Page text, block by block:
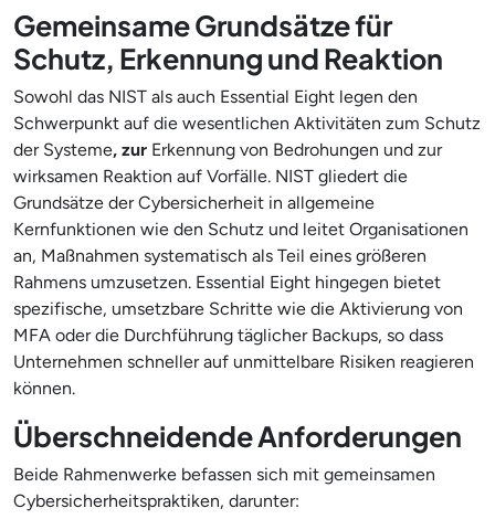
Gemeinsame Grundsätze für
Schutz, Erkennung und Reaktion
Sowohl das NIST als auch Essential Eight legen den
Schwerpunkt auf die wesentlichen Aktivitäten zum Schutz
der Systeme, zur Erkennung von Bedrohungen und zur
wirksamen Reaktion auf Vorfälle. NIST gliedert die
Grundsätze der Cybersicherheit in allgemeine
Kernfunktionen wie den Schutz und leitet Organisationen
an, Maßnahmen systematisch als Teil eines größeren
Rahmens umzusetzen. Essential Eight hingegen bietet
spezifische, umsetzbare Schritte wie die Aktivierung von
MFA oder die Durchführung täglicher Backups, so dass
Unternehmen schneller auf unmittelbare Risiken reagieren
können.
Überschneidende Anforderungen
Beide Rahmenwerke befassen sich mit gemeinsamen
Cybersicherheitspraktiken, darunter: